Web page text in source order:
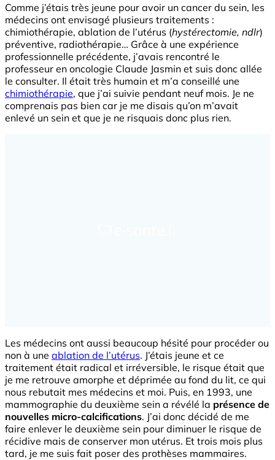
Comme j’étais très jeune pour avoir un cancer du sein, les
médecins ont envisagé plusieurs traitements :
chimiothérapie, ablation de l’utérus (hystérectomie, ndlr)
préventive, radiothérapie… Grâce à une expérience
professionnelle précédente, j’avais rencontré le
professeur en oncologie Claude Jasmin et suis donc allée
le consulter. Il était très humain et m’a conseillé une
chimiothérapie, que j’ai suivie pendant neuf mois. Je ne
comprenais pas bien car je me disais qu’on m’avait
enlevé un sein et que je ne risquais donc plus rien.
Les médecins ont aussi beaucoup hésité pour procéder ou
non à une ablation de l’utérus. J’étais jeune et ce
traitement était radical et irréversible, le risque était que
je me retrouve amorphe et déprimée au fond du lit, ce qui
nous rebutait mes médecins et moi. Puis, en 1993, une
mammographie du deuxième sein a révélé la présence de
nouvelles micro-calcifications. J’ai donc décidé de me
faire enlever le deuxième sein pour diminuer le risque de
récidive mais de conserver mon utérus. Et trois mois plus
tard, je me suis fait poser des prothèses mammaires.